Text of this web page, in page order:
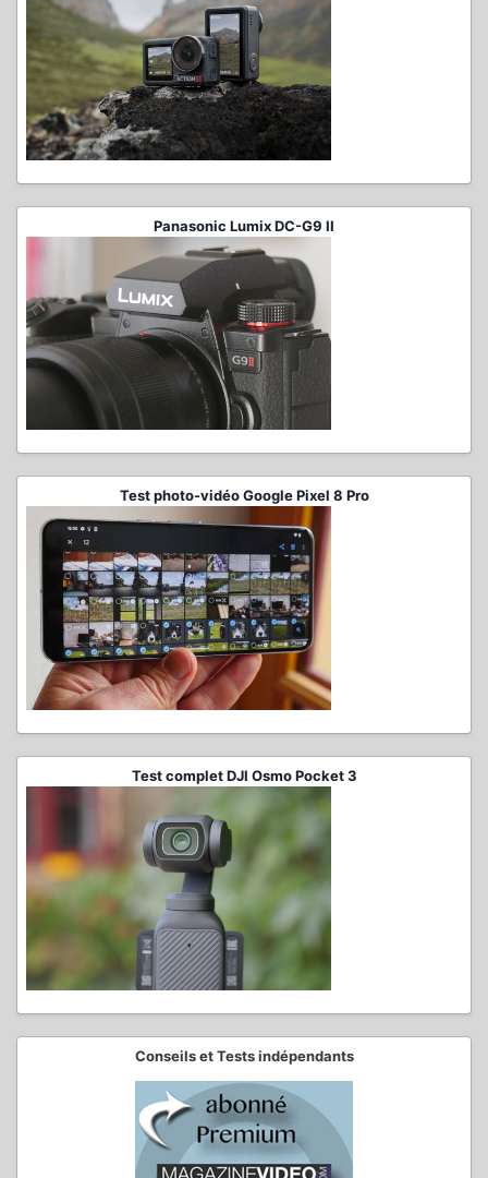
Panasonic Lumix DC-G9 II
Test photo-vidéo Google Pixel 8 Pro
Test complet DJI Osmo Pocket 3
Conseils et Tests indépendants